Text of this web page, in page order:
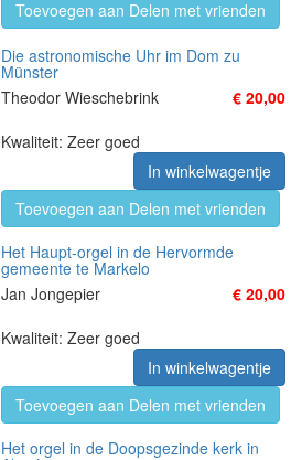
Toevoegen aan Delen met vrienden
Die astronomische Uhr im Dom zu
Münster
Theodor Wieschebrink
€ 20,00
Kwaliteit: Zeer goed
In winkelwagentje
Toevoegen aan Delen met vrienden
Het Haupt-orgel in de Hervormde
gemeente te Markelo
Jan Jongepier
€ 20,00
Kwaliteit: Zeer goed
In winkelwagentje
Toevoegen aan Delen met vrienden
Het orgel in de Doopsgezinde kerk in